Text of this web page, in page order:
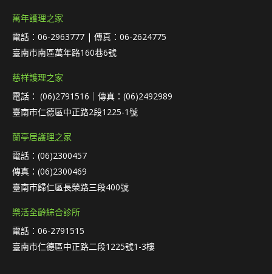
萬年護理之家
電話：06-2963777 | 傳真：06-2624775
臺南市南區萬年路160巷6號
慈祥護理之家
電話： (06)2791516｜傳真：(06)2492989
臺南市仁德區中正路2段1225-1號
蘭亭居護理之家
電話：(06)2300457
傳真：(06)2300469
臺南市歸仁區長榮路三段400號
樂活全齡綜合診所
電話：06-2791515
臺南市仁德區中正路二段1225號1-3樓